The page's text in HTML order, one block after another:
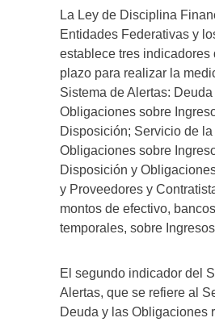
La Ley de Disciplina
Entidades Federativas y
establece tres indicadores
plazo para realizar la
Sistema de Alertas:
Obligaciones sobre
Disposición; Servicio de
Obligaciones sobre
Disposición y
y Proveedores y
montos de efectivo,
temporales, sobre
El segundo indicador del
Alertas, que se refiere al
Deuda y las Obligaciones